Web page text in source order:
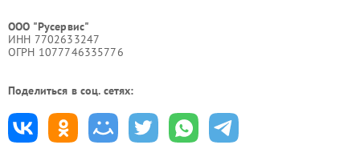
ООО "Русервис"
ИНН 7702633247
ОГРН 1077746335776
Поделиться в соц. сетях: